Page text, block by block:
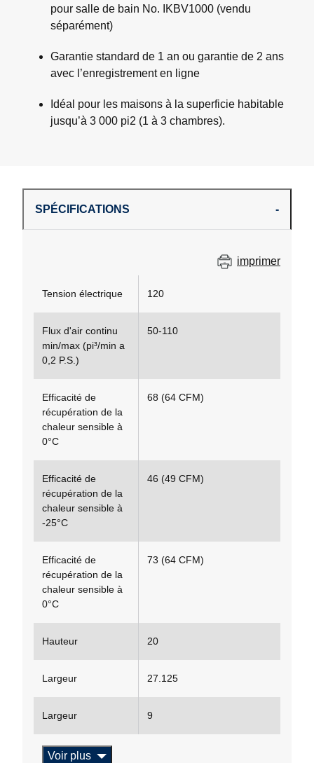
pour salle de bain No. IKBV1000 (vendu
séparément)
Garantie standard de 1 an ou garantie de 2 ans
avec l’enregistrement en ligne
Idéal pour les maisons à la superficie habitable
jusqu’à 3 000 pi2 (1 à 3 chambres).
SPÉCIFICATIONS
imprimer
Tension électrique 120
Flux d'air continu
min/max (pi³/min a
0,2 P.S.)
50-110
Efficacité de
récupération de la
chaleur sensible à
0°C
68 (64 CFM)
Efficacité de
récupération de la
chaleur sensible à
-25°C
46 (49 CFM)
Efficacité de
récupération de la
chaleur sensible à
0°C
73 (64 CFM)
Hauteur 20
Largeur 27.125
Largeur 9
Voir plus